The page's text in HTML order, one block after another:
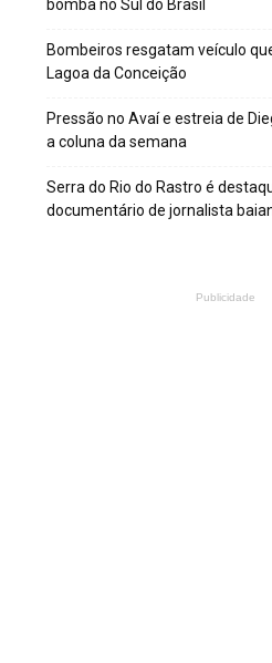
bomba no Sul do Brasil
Bombeiros resgatam veículo
Lagoa da Conceição
Pressão no Avaí e estreia de
a coluna da semana
Serra do Rio do Rastro é
documentário de jornalista
Publicidade